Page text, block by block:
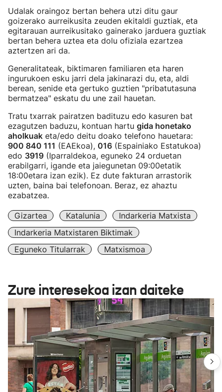
Udalak oraingoz bertan behera utzi ditu gaur
goizerako aurreikusita zeuden ekitaldi guztiak, eta
egitarauan aurreikusitako gainerako jarduera guztiak
bertan behera uztea eta dolu ofiziala ezartzea
aztertzen ari da.
Generalitateak, biktimaren familiaren eta haren
ingurukoen esku jarri dela jakinarazi du, eta, aldi
berean, senide eta gertuko guztien "pribatutasuna
bermatzea" eskatu du une zail hauetan.
Tratu txarrak pairatzen badituzu edo kasuren bat
ezagutzen baduzu, kontuan hartu gida honetako
aholkuak eta/edo deitu doako telefono hauetara:
900 840 111 (EAEkoa), 016 (Espainiako Estatukoa)
edo 3919 (Iparraldekoa, eguneko 24 orduetan
erabilgarri, igande eta jaiegunetan 09:00etatik
18:00etara izan ezik). Ez dute fakturan arrastorik
uzten, baina bai telefonoan. Beraz, ez ahaztu
ezabatzea.
Gizartea Katalunia
Indarkeria Matxista
Indarkeria Matxistaren Biktimak
Eguneko Titularrak
Matxismoa
Zure interesekoa izan daiteke